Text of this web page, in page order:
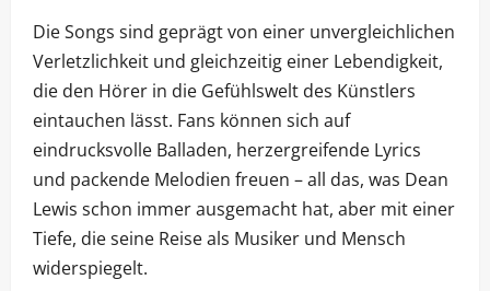
Die Songs sind geprägt von einer unvergleichlichen
Verletzlichkeit und gleichzeitig einer Lebendigkeit,
die den Hörer in die Gefühlswelt des Künstlers
eintauchen lässt. Fans können sich auf
eindrucksvolle Balladen, herzergreifende Lyrics
und packende Melodien freuen – all das, was Dean
Lewis schon immer ausgemacht hat, aber mit einer
Tiefe, die seine Reise als Musiker und Mensch
widerspiegelt.